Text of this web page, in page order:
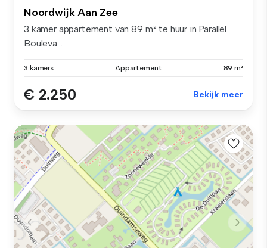
Noordwijk Aan Zee
3 kamer appartement van 89 m² te huur in Parallel
Bouleva...
3 kamers Appartement 89 m²
€ 2.250 Bekijk meer